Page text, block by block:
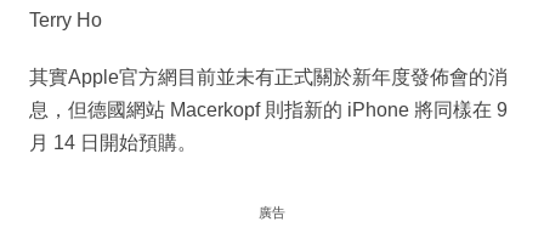
Terry Ho
其實Apple官方網目前並未有正式關於新年度發佈會的消
息，但德國網站 Macerkopf 則指新的 iPhone 將同樣在 9
月 14 日開始預購。
廣告